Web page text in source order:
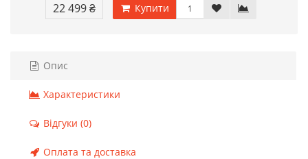
22 499 ₴ Купити
Опис
Характеристики
Відгуки (0)
Оплата та доставка